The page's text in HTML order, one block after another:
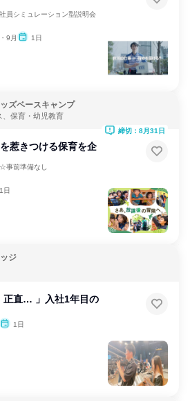
員シミュレーション型説明会
9月 1日
ズベースキャンプ
、保育・幼児教育
惹きつける保育を企
事前準備なし
1日
締切：8月31日
ジ
正直… 」入社1年目の
1日